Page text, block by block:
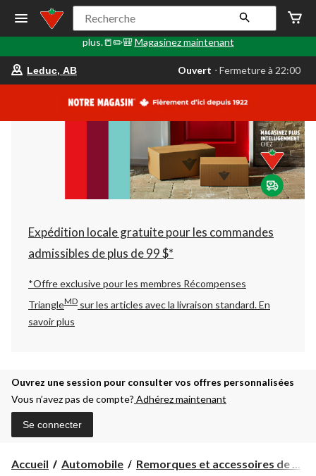
🎒✏️📒Le Retour en classe commence ici. Faites le plein de
fournitures scolaires, d'articles technologiques, de sacs à dos et
plus.📒✏️🎒 Magasinez maintenant
votre
est
AB,
Ouvert,
Fermeture
à
22:00
changer
Leduc, AB Ouvert ⋅ Fermeture à 22:00
Recherche
Expédition locale gratuite pour les commandes
admissibles de plus de 99 $*
*Offre exclusive pour les membres Récompenses
TriangleMD sur les articles avec la livraison standard.En
savoir plus
Ouvrez une session pour consulter vos offres personnalisées
Vous n’avez pas de compte? Adhérez maintenant
Se connecter
Accueil Automobile Remorques et accessoires de ...